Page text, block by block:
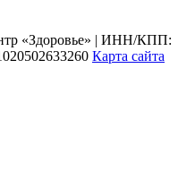
«Здоровье» | ИНН/КПП:
Карта сайта